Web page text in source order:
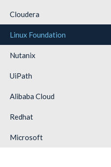
Cloudera
Linux Foundation
Nutanix
UiPath
Alibaba Cloud
Redhat
Microsoft